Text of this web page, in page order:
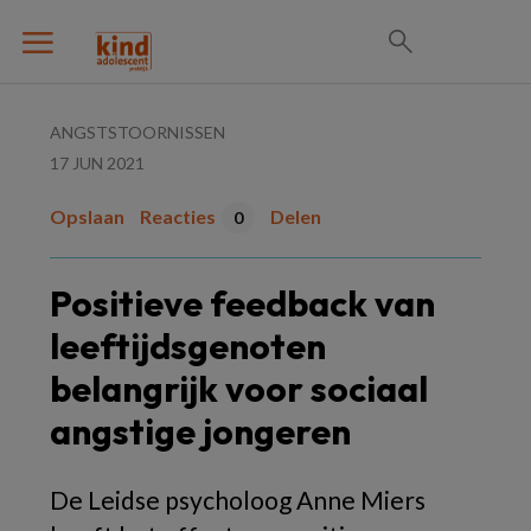
ANGSTSTOORNISSEN
17 JUN 2021
Opslaan Reacties 0 Delen
Positieve feedback van
leeftijdsgenoten
belangrijk voor sociaal
angstige jongeren
De Leidse psycholoog Anne Miers